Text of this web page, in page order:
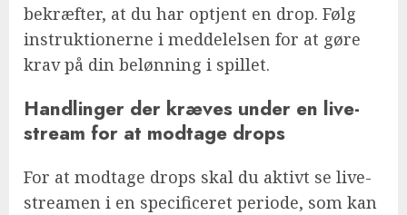
bekræfter, at du har optjent en drop. Følg
instruktionerne i meddelelsen for at gøre
krav på din belønning i spillet.
Handlinger der kræves under en live-
stream for at modtage drops
For at modtage drops skal du aktivt se live-
streamen i en specificeret periode, som kan